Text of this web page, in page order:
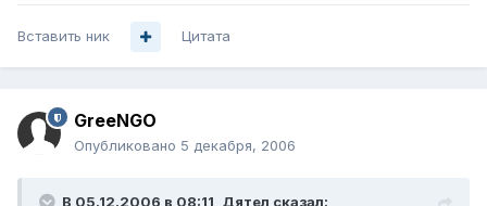
Вставить ник Цитата
GreeNGO
Опубликовано 5 декабря, 2006
В 05.12.2006 в 08:11, Дятел сказал: